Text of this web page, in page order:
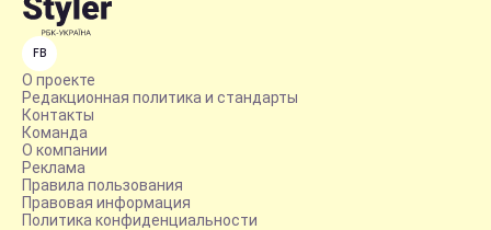
FB
О проекте
Редакционная политика и стандарты
Контакты
Команда
О компании
Реклама
Правила пользования
Правовая информация
Политика конфиденциальности